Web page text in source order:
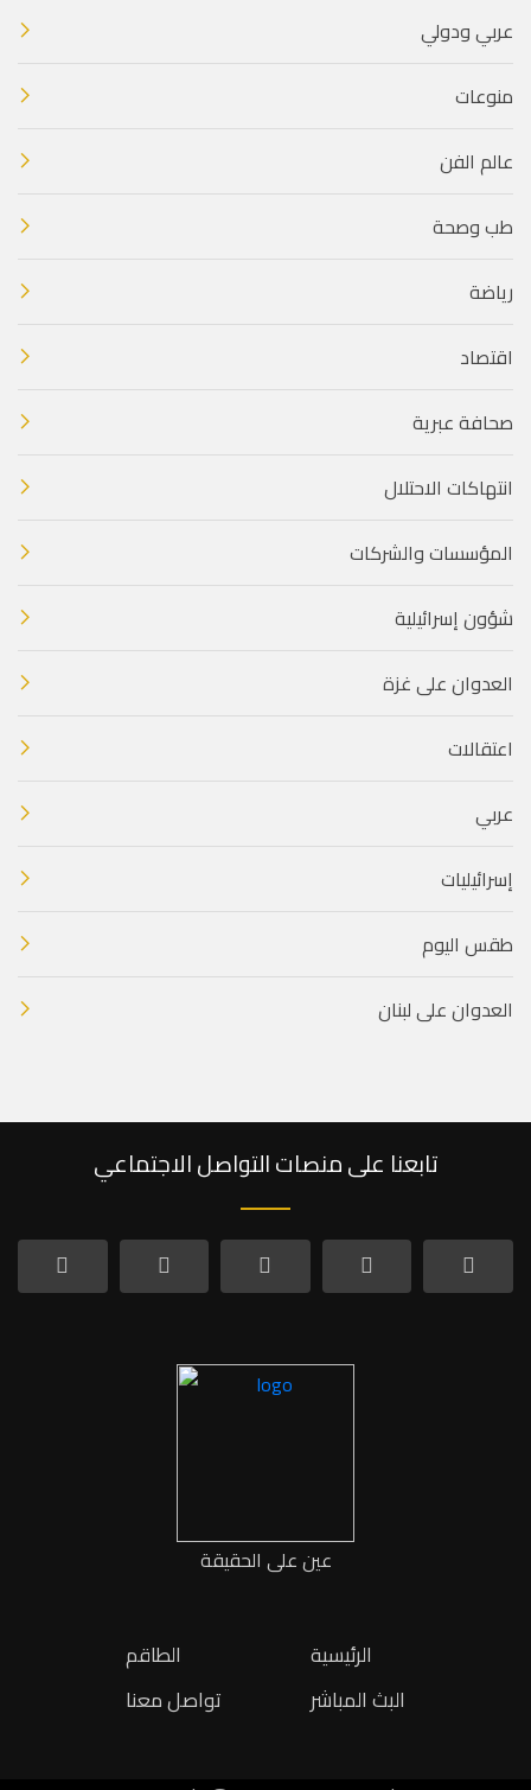
عربي ودولي
منوعات
عالم الفن
طب وصحة
رياضة
اقتصاد
صحافة عبرية
انتهاكات الاحتلال
المؤسسات والشركات
شؤون إسرائيلية
العدوان على غزة
اعتقالات
عربي
إسرائيليات
طقس اليوم
العدوان على لبنان
تابعنا على منصات التواصل الاجتماعي
عين على الحقيقة
الطاقم
تواصل معنا
الرئيسية
البث المباشر